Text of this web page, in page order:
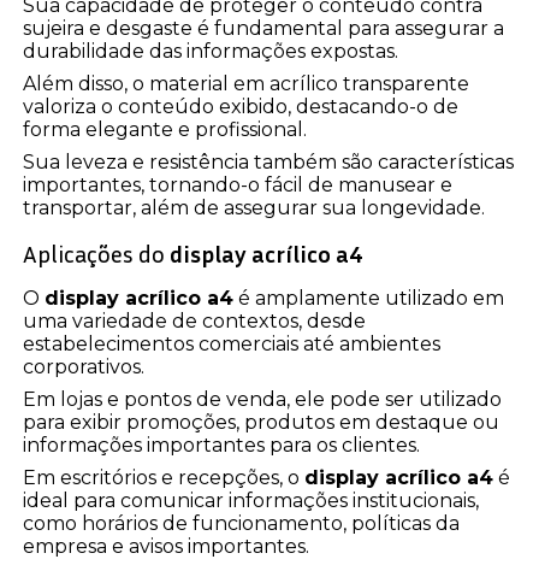
Sua capacidade de proteger o conteúdo contra
sujeira e desgaste é fundamental para assegurar a
durabilidade das informações expostas.
Além disso, o material em acrílico transparente
valoriza o conteúdo exibido, destacando-o de
forma elegante e profissional.
Sua leveza e resistência também são características
importantes, tornando-o fácil de manusear e
transportar, além de assegurar sua longevidade.
Aplicações do display acrílico a4
O display acrílico a4 é amplamente utilizado em
uma variedade de contextos, desde
estabelecimentos comerciais até ambientes
corporativos.
Em lojas e pontos de venda, ele pode ser utilizado
para exibir promoções, produtos em destaque ou
informações importantes para os clientes.
Em escritórios e recepções, o display acrílico a4 é
ideal para comunicar informações institucionais,
como horários de funcionamento, políticas da
empresa e avisos importantes.